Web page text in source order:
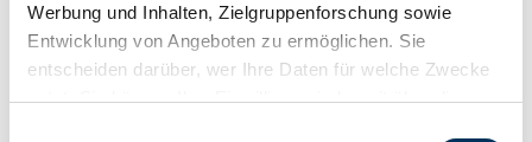
Werbung und Inhalten, Zielgruppenforschung sowie
Entwicklung von Angeboten zu ermöglichen. Sie
entscheiden darüber, wer Ihre Daten für welche Zwecke
nutzt. Sie können Ihre Einwilligung jederzeit über die